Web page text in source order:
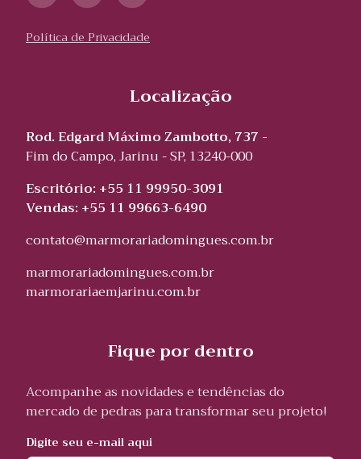
Política de Privacidade
Localização
Rod. Edgard Máximo Zambotto, 737 -
Fim do Campo, Jarinu - SP, 13240-000
Escritório: +55 11 99950-3091
Vendas: +55 11 99663-6490
contato@marmorariadomingues.com.br
marmorariadomingues.com.br
marmorariaemjarinu.com.br
Fique por dentro
Acompanhe as novidades e tendências do
mercado de pedras para transformar seu projeto!
Digite seu e-mail aqui